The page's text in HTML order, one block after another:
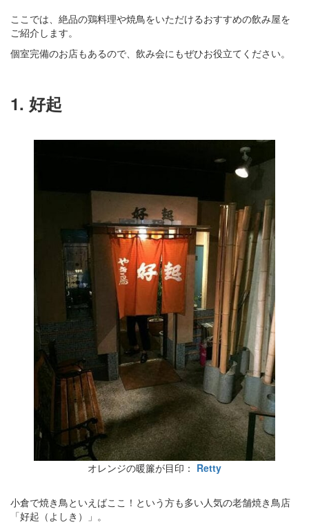
ここでは、絶品の鶏料理や焼鳥をいただけるおすすめの飲み屋を
ご紹介します。
個室完備のお店もあるので、飲み会にもぜひお役立てください。
1. 好起
オレンジの暖簾が目印： Retty
小倉で焼き鳥といえばここ！という方も多い人気の老舗焼き鳥店
「好起（よしき）」。